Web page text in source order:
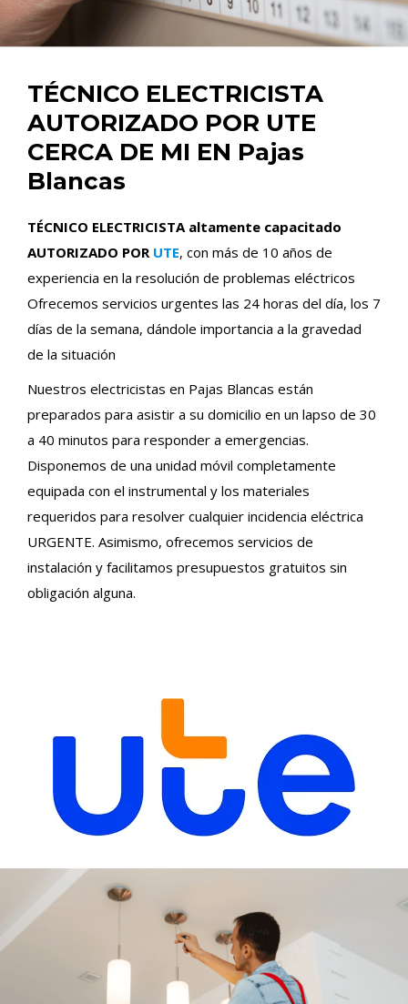
TÉCNICO ELECTRICISTA
AUTORIZADO POR UTE
CERCA DE MI EN Pajas
Blancas
TÉCNICO ELECTRICISTA altamente capacitado
AUTORIZADO POR UTE, con más de 10 años de
experiencia en la resolución de problemas eléctricos
Ofrecemos servicios urgentes las 24 horas del día, los 7
días de la semana, dándole importancia a la gravedad
de la situación
Nuestros electricistas en Pajas Blancas están
preparados para asistir a su domicilio en un lapso de 30
a 40 minutos para responder a emergencias.
Disponemos de una unidad móvil completamente
equipada con el instrumental y los materiales
requeridos para resolver cualquier incidencia eléctrica
URGENTE. Asimismo, ofrecemos servicios de
instalación y facilitamos presupuestos gratuitos sin
obligación alguna.